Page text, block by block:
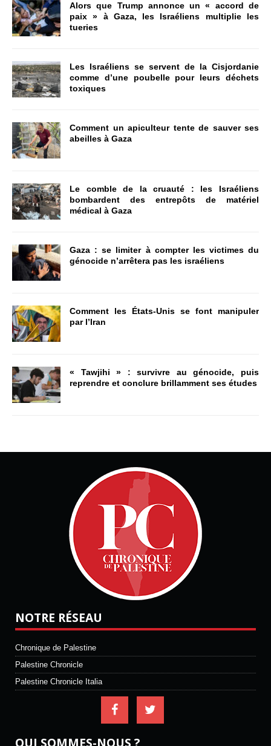
Alors que Trump annonce un « accord de
paix » à Gaza, les Israéliens multiplie les
tueries
Les Israéliens se servent de la Cisjordanie
comme d’une poubelle pour leurs déchets
toxiques
Comment un apiculteur tente de sauver ses
abeilles à Gaza
Le comble de la cruauté : les Israéliens
bombardent des entrepôts de matériel
médical à Gaza
Gaza : se limiter à compter les victimes du
génocide n’arrêtera pas les israéliens
Comment les États-Unis se font manipuler
par l’Iran
« Tawjihi » : survivre au génocide, puis
reprendre et conclure brillamment ses études
NOTRE RÉSEAU
Chronique de Palestine
Palestine Chronicle
Palestine Chronicle Italia